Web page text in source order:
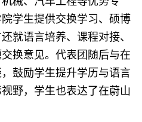
学生提供交换学习、硕博
就语言培养、课程对接、
换意见。代表团随后与在
鼓励学生提升学历与语言
野，学生也表达了在蔚山